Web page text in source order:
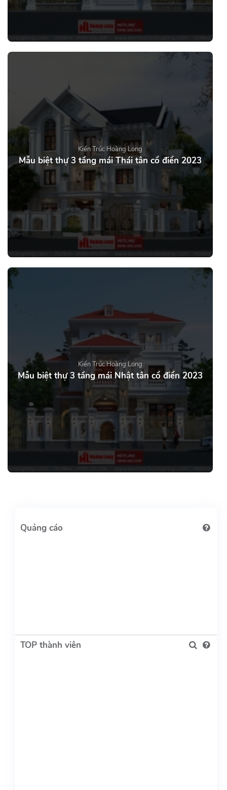
Kiến Trúc Hoàng Long
Mẫu biệt thự 3 tầng mái Thái tân cổ điển 2023
Kiến Trúc Hoàng Long
Mẫu biệt thự 3 tầng mái Nhật tân cổ điển 2023
TOP thành viên